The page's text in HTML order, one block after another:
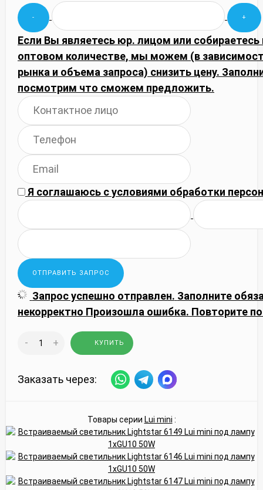
Если Вы являетесь юр. лицом или собираетесь
оптовом количестве, мы можем (в
рынка и объема запроса) снизить цену.
посмотрим что сможем предложить.
Я соглашаюсь сусловиями обработки
Запрос успешно отправлен. Заполните
некорректно Произошла ошибка. Повторите
- + КУПИТЬ
Заказать через:
Товары серии Lui mini :